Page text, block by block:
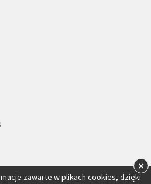
zawarte w plikach cookies, dzięki
×